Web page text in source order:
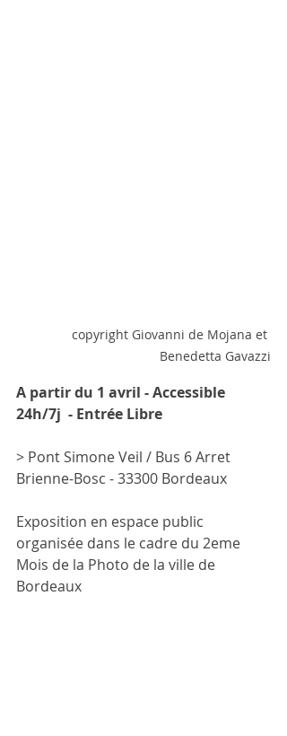
copyright Giovanni de Mojana et
Benedetta Gavazzi
A partir du 1 avril - Accessible
24h/7j  - Entrée Libre
> Pont Simone Veil / Bus 6 Arret
Brienne-Bosc - 33300 Bordeaux
Exposition en espace public
organisée dans le cadre du 2eme
Mois de la Photo de la ville de
Bordeaux